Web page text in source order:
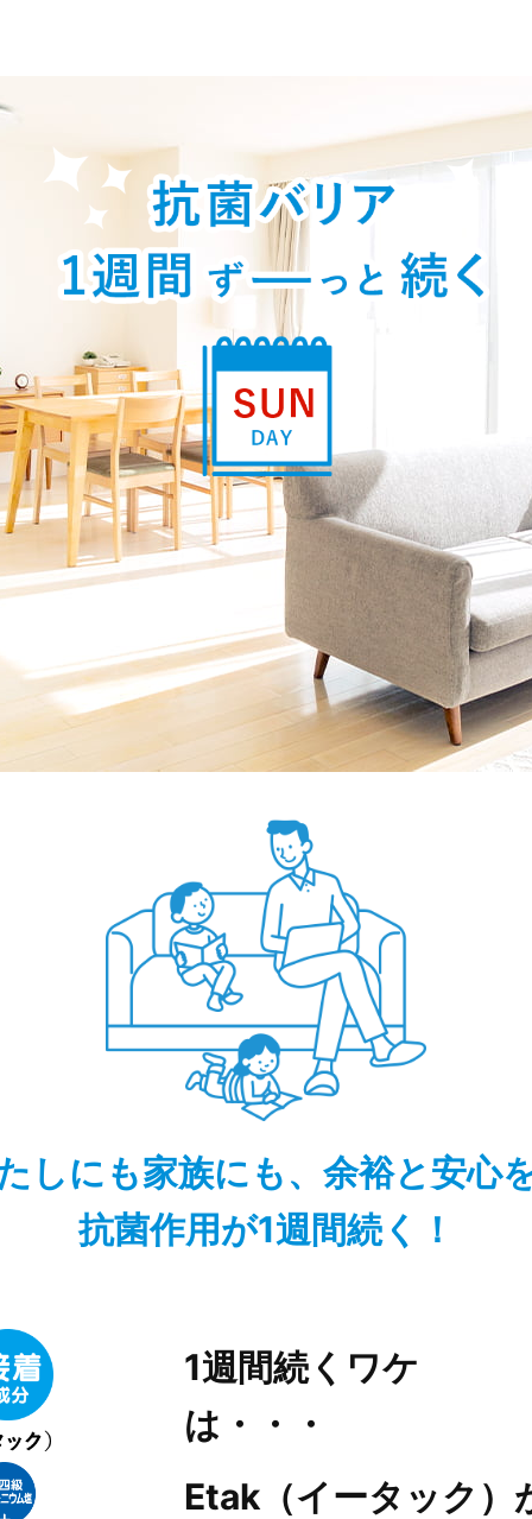
しにも家族にも、余裕と安心を
抗菌作用が1週間続く！
1週間続くワケ
は・・・
Etak（イータック）